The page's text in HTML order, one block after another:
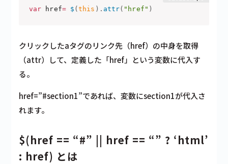
var href= $ (this ) . attr( "href" )
クリックしたaタグのリンク先（href）の中身を取得
（attr）して、定義した「href」という変数に代入す
る。
href=”#section1”であれば、変数にsection1が代入さ
れます。
$(href == “#” || href == “” ? ‘html’
: href) とは